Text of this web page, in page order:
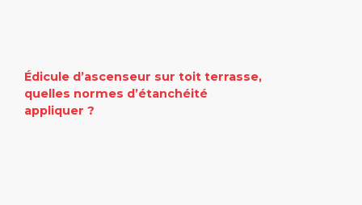
Édicule d’ascenseur sur toit terrasse,
quelles normes d’étanchéité
appliquer ?